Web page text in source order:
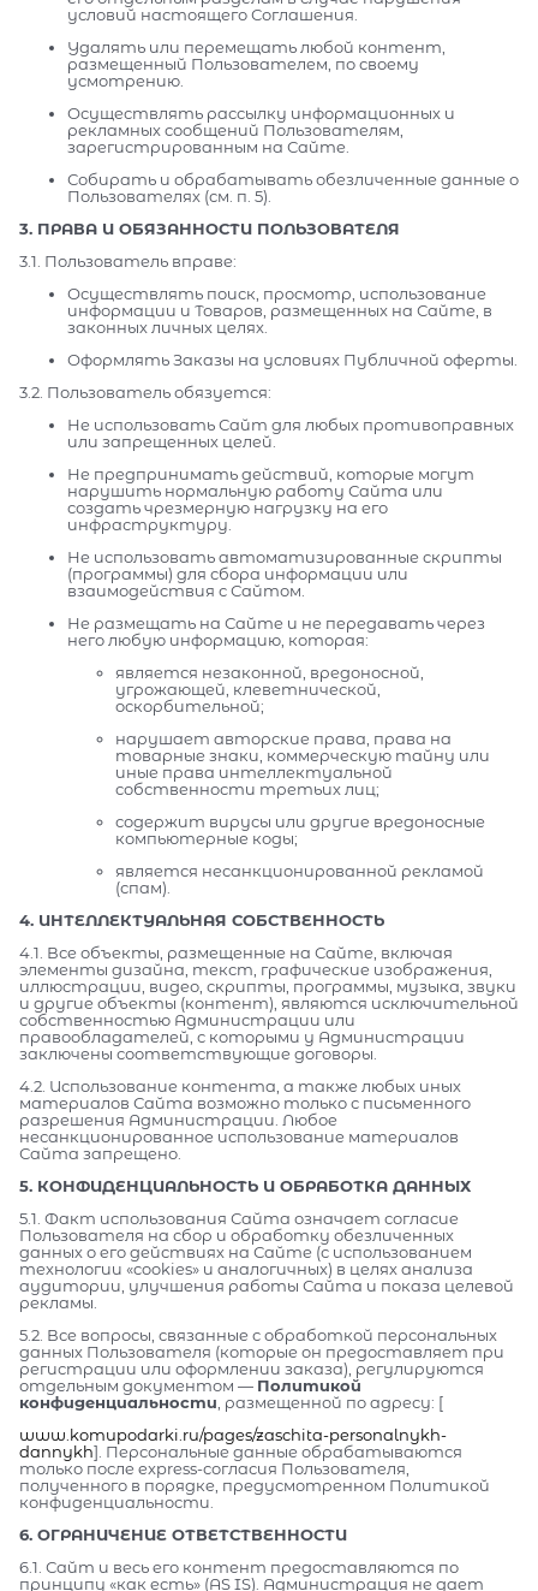
условий настоящего Соглашения.
Удалять или перемещать любой контент,
размещенный Пользователем, по своему
усмотрению.
Осуществлять рассылку информационных и
рекламных сообщений Пользователям,
зарегистрированным на Сайте.
Собирать и обрабатывать обезличенные данные о
Пользователях (см. п. 5).
3. ПРАВА И ОБЯЗАННОСТИ ПОЛЬЗОВАТЕЛЯ
3.1. Пользователь вправе:
Осуществлять поиск, просмотр, использование
информации и Товаров, размещенных на Сайте, в
законных личных целях.
Оформлять Заказы на условиях Публичной оферты.
3.2. Пользователь обязуется:
Не использовать Сайт для любых противоправных
или запрещенных целей.
Не предпринимать действий, которые могут
нарушить нормальную работу Сайта или
создать чрезмерную нагрузку на его
инфраструктуру.
Не использовать автоматизированные скрипты
(программы) для сбора информации или
взаимодействия с Сайтом.
Не размещать на Сайте и не передавать через
него любую информацию, которая:
является незаконной, вредоносной,
угрожающей, клеветнической,
оскорбительной;
нарушает авторские права, права на
товарные знаки, коммерческую тайну или
иные права интеллектуальной
собственности третьих лиц;
содержит вирусы или другие вредоносные
компьютерные коды;
является несанкционированной рекламой
(спам).
4. ИНТЕЛЛЕКТУАЛЬНАЯ СОБСТВЕННОСТЬ
4.1. Все объекты, размещенные на Сайте, включая
элементы дизайна, текст, графические изображения,
иллюстрации, видео, скрипты, программы, музыка, звуки
и другие объекты (контент), являются исключительной
собственностью Администрации или
правообладателей, с которыми у Администрации
заключены соответствующие договоры.
4.2. Использование контента, а также любых иных
материалов Сайта возможно только с письменного
разрешения Администрации. Любое
несанкционированное использование материалов
Сайта запрещено.
5. КОНФИДЕНЦИАЛЬНОСТЬ И ОБРАБОТКА ДАННЫХ
5.1. Факт использования Сайта означает согласие
Пользователя на сбор и обработку обезличенных
данных о его действиях на Сайте (с использованием
технологии «cookies» и аналогичных) в целях анализа
аудитории, улучшения работы Сайта и показа целевой
рекламы.
5.2. Все вопросы, связанные с обработкой персональных
данных Пользователя (которые он предоставляет при
регистрации или оформлении заказа), регулируются
отдельным документом — Политикой
конфиденциальности , размещенной по адресу: [
www.komupodarki.ru/pages/zaschita-personalnykh-
dannykh]. Персональные данные обрабатываются
только после express-согласия Пользователя,
полученного в порядке, предусмотренном Политикой
конфиденциальности.
6. ОГРАНИЧЕНИЕ ОТВЕТСТВЕННОСТИ
6.1. Сайт и весь его контент предоставляются по
принципу «как есть» (AS IS). Администрация не дает